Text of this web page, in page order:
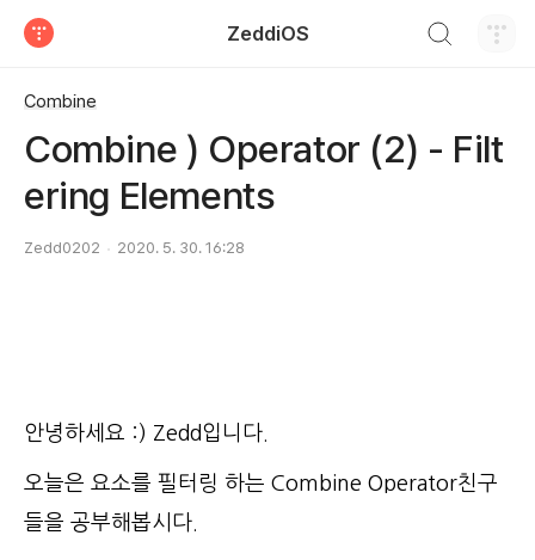
ZeddiOS
Combine
Combine ) Operator (2) - Filt
ering Elements
Zedd0202 2020. 5. 30. 16:28
안녕하세요 :) Zedd입니다.
오늘은 요소를 필터링 하는 Combine Operator친구
들을 공부해봅시다.